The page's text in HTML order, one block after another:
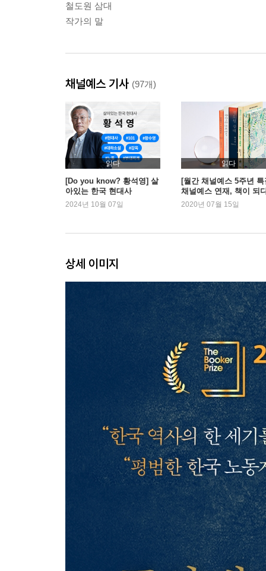
철도원 삼대
작가의 말
채널예스 기사 (97개)
읽다
[Do you know? 황석영] 살
아있는 한국 현대사
2024년 10월 07일
읽다
[월간 채널예스 5주년 특
채널예스 연재, 책이 되
이경미 감독 외
2020년 07월 15일
상세 이미지